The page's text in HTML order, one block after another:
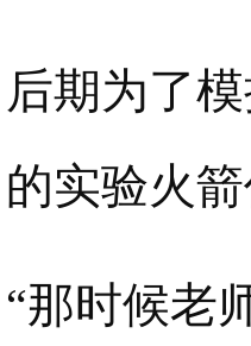
后期为了
的实验火
“那时候老